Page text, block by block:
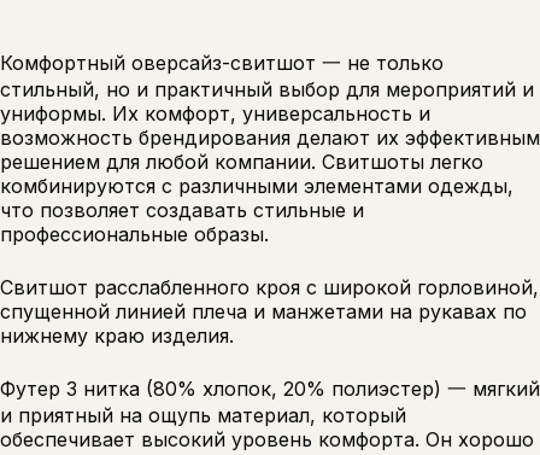
Комфортный оверсайз-свитшот 一 не только
стильный, но и практичный выбор для мероприятий и
униформы. Их комфорт, универсальность и
возможность брендирования делают их эффективным
решением для любой компании. Свитшоты легко
комбинируются с различными элементами одежды,
что позволяет создавать стильные и
профессиональные образы.
Свитшот расслабленного кроя с широкой горловиной,
спущенной линией плеча и манжетами на рукавах по
нижнему краю изделия.
Футер 3 нитка (80% хлопок, 20% полиэстер) 一 мягкий
и приятный на ощупь материал, который
обеспечивает высокий уровень комфорта. Он хорошо